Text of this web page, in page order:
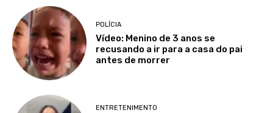
POLÍCIA
Vídeo: Menino de 3 anos se
recusando a ir para a casa do pai
antes de morrer
ENTRETENIMENTO